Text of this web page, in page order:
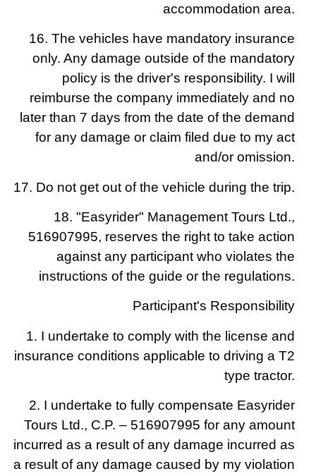
accommodation area.
16. The vehicles have mandatory insurance
only. Any damage outside of the mandatory
policy is the driver's responsibility. I will
reimburse the company immediately and no
later than 7 days from the date of the demand
for any damage or claim filed due to my act
and/or omission.
17. Do not get out of the vehicle during the trip.
18. "Easyrider" Management Tours Ltd.,
516907995, reserves the right to take action
against any participant who violates the
instructions of the guide or the regulations.
Participant's Responsibility
1. I undertake to comply with the license and
insurance conditions applicable to driving a T2
type tractor.
2. I undertake to fully compensate Easyrider
Tours Ltd., C.P. – 516907995 for any amount
incurred as a result of any damage incurred as
a result of any damage caused by my violation